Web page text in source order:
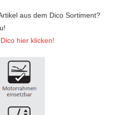
aus dem Dico Sortiment?
hier klicken!